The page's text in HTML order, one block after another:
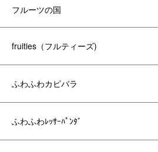
フルーツの国
fruities（フルティーズ)
ふわふわカピバラ
ふわふわﾚｯｻｰﾊﾟﾝﾀﾞ